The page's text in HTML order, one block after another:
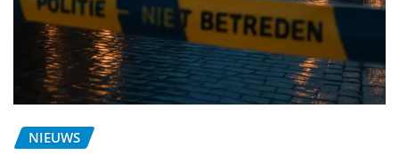
NIEUWS